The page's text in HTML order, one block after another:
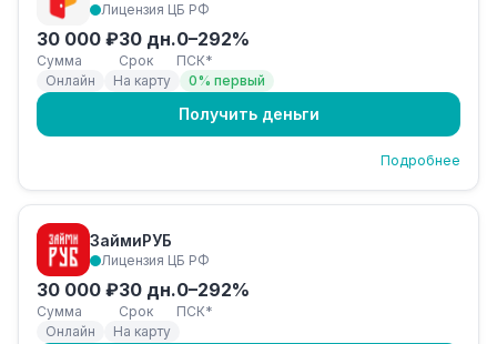
Лицензия ЦБ РФ
30 000 ₽
Сумма
30 дн.
Срок
0–292%
ПСК*
Онлайн
На карту 0% первый
Получить деньги
Подробнее
ЗаймиРУБ
Лицензия ЦБ РФ
30 000 ₽
Сумма
30 дн.
Срок
0–292%
ПСК*
Онлайн
На карту